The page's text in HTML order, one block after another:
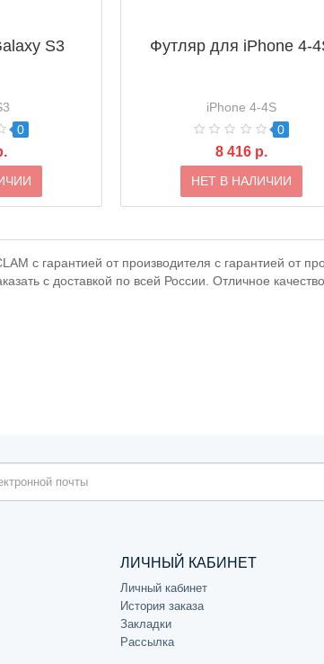
S3
0
Футляр для iPhone 4-
iPhone 4-4S
0
8 416 р.
НЕТ В НАЛИЧИИ
с гарантией от производителя с гарантией от
с доставкой по всей России. Отличное
ЛИЧНЫЙ КАБИНЕТ
Личный кабинет
История заказа
Закладки
Рассылка